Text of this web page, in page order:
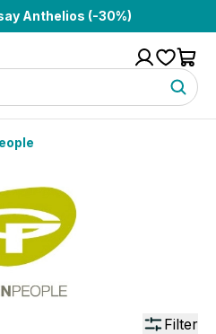
Anthelios (-30%)
Filter